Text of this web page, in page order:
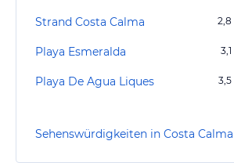
Strand Costa Calma 2,8
Playa Esmeralda 3,1
Playa De Agua Liques 3,5
Sehenswürdigkeiten in Costa Calma